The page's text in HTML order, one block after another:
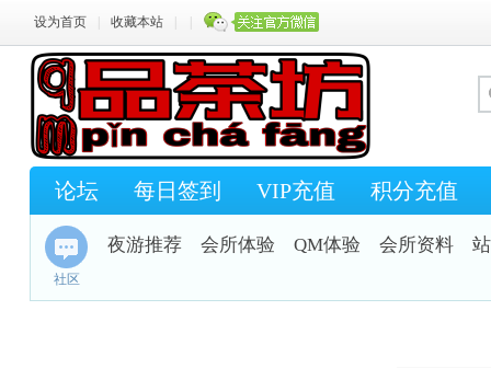
设为首页 收藏本站
论坛 每日签到 VIP充值 积分充值
社区
夜游推荐 会所体验 QM体验 会所资料